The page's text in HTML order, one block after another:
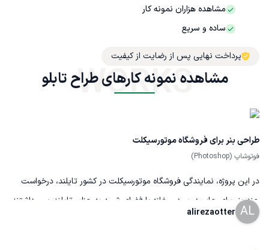
مشاهده هزاران نمونه کار
ساده و سریع
پرداخت نهایی پس از رضایت از کیفیت
مشاهده نمونه کارهای طراح تابلو
WORKS
طراحی بنر برای فروشگاه موتورسیکلت
فوتوشاپ (Photoshop)
در این پروژه، نمایندگی فروشگاه موتورسیکلت در کشور تایلند، درخواست
چند بنر برای چاپ در سردر مغازه با فضای شبیه به جزایر تایلند و ... داشتند
که با طراحی و فتومونتاژ دقیق به نتیجه نهایی و مورد نظرشون رسیدند.
AL
alirezaotter